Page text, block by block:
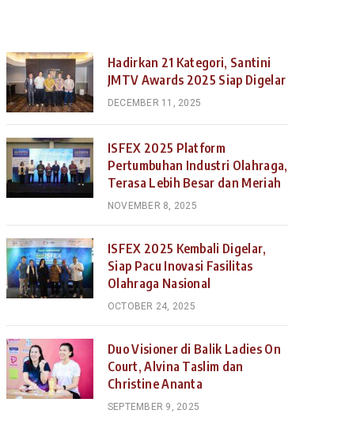
Hadirkan 21 Kategori, Santini
JMTV Awards 2025 Siap Digelar
DECEMBER 11, 2025
ISFEX 2025 Platform
Pertumbuhan Industri Olahraga,
Terasa Lebih Besar dan Meriah
NOVEMBER 8, 2025
ISFEX 2025 Kembali Digelar,
Siap Pacu Inovasi Fasilitas
Olahraga Nasional
OCTOBER 24, 2025
Duo Visioner di Balik Ladies On
Court, Alvina Taslim dan
Christine Ananta
SEPTEMBER 9, 2025